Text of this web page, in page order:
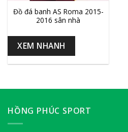
Đồ đá banh AS Roma 2015-
2016 sân nhà
XEM NHANH
HỒNG PHÚC SPORT